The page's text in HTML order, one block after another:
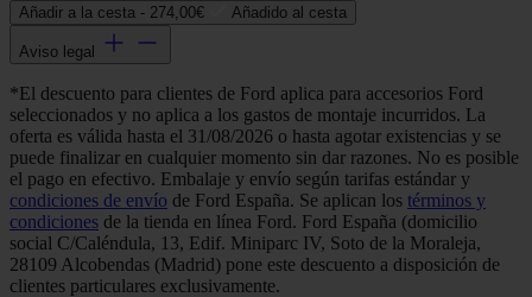
Añadir a la cesta - 274,00€ Añadido al cesta
Aviso legal
*El descuento para clientes de Ford aplica para accesorios Ford
seleccionados y no aplica a los gastos de montaje incurridos. La
oferta es válida hasta el 31/08/2026 o hasta agotar existencias y se
puede finalizar en cualquier momento sin dar razones. No es posible
el pago en efectivo. Embalaje y envío según tarifas estándar y
condiciones de envío de Ford España. Se aplican los términos y
condiciones de la tienda en línea Ford. Ford España (domicilio
social C/Caléndula, 13, Edif. Miniparc IV, Soto de la Moraleja,
28109 Alcobendas (Madrid) pone este descuento a disposición de
clientes particulares exclusivamente.